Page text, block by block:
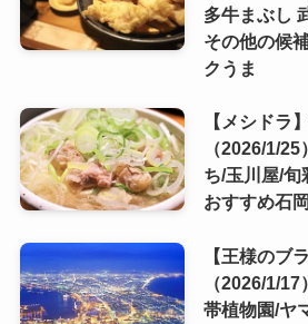
多牛まぶし
その他の候
クうま
【メシドラ
（2026/1/
ち/玉川屋/旬
おすすめ石
【王様のブ
（2026/1/
帯植物園/ヤ